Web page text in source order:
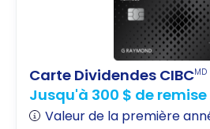
Carte Dividendes CIBCMD
Jusqu'à 300 $ de
Valeur de la première